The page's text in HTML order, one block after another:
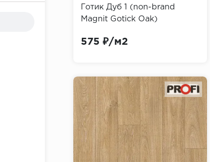
Готик Дуб 1 (non-brand
Magnit Gotick Oak)
575 ₽/м2